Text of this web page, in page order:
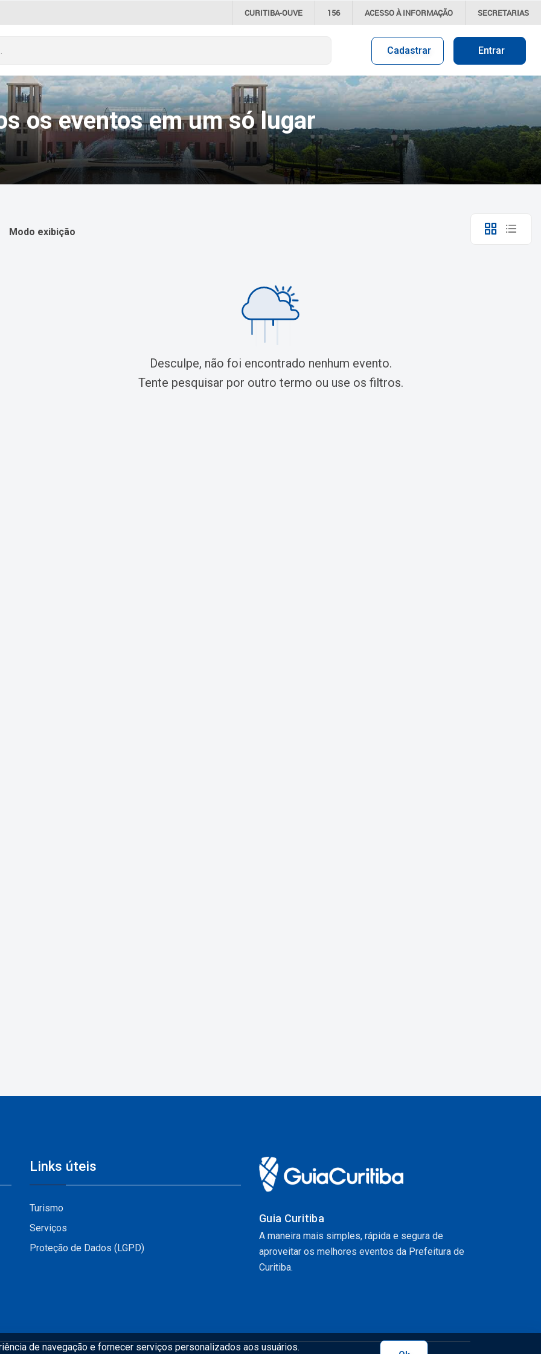
CURITIBA-OUVE 156 ACESSO ÀINFORMAÇÃO SECRETARIAS
Cadastrar Entrar
os eventos em um só lugar
Modo exibição
Desculpe, não foi encontrado nenhum evento.
Tente pesquisar por outro termo ou use os filtros.
de navegação e fornecer serviços personalizados aos usuários.
Links úteis
Turismo
Serviços
Proteção de Dados (LGPD)
Guia Curitiba
A maneira mais simples, rápida e segura de
aproveitar os melhores eventos da Prefeitura de
Curitiba.